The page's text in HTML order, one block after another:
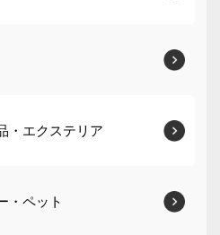
・エクステリア
・ペット